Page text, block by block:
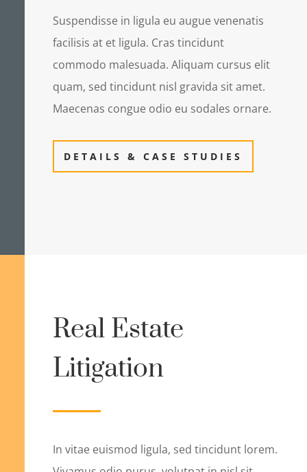
Suspendisse in ligula eu augue venenatis
facilisis at et ligula. Cras tincidunt
commodo malesuada. Aliquam cursus elit
quam, sed tincidunt nisl gravida sit amet.
Maecenas congue odio eu sodales ornare.
DETAILS & CASE STUDIES
Real Estate
Litigation
In vitae euismod ligula, sed tincidunt lorem.